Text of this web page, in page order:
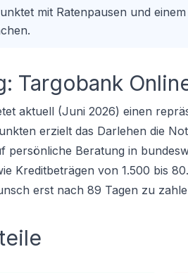
mit Ratenpausen und
Targobank
aktuell (Juni 2026) einen
erzielt das Darlehen die
persönliche Beratung in
Kreditbeträgen von 1.500 bis
erst nach 89 Tagen zu